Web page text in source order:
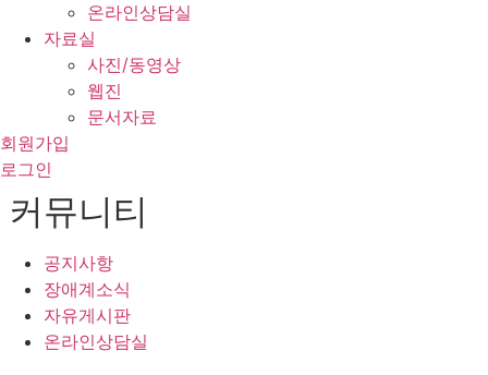
온라인상담실
자료실
사진/동영상
웹진
문서자료
회원가입
로그인
커뮤니티
공지사항
장애계소식
자유게시판
온라인상담실